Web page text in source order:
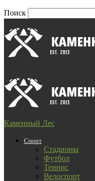
Поиск
Каменный Лес
Спорт
Стадионы
Футбол
Теннис
Велоспорт